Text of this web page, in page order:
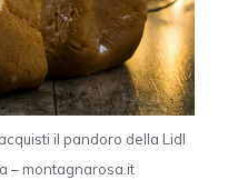
il pandoro della Lidl
– montagnarosa.it